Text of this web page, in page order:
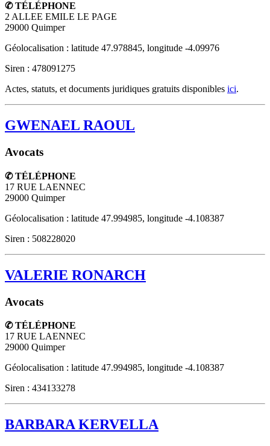
✆ TÉLÉPHONE
2 ALLEE EMILE LE PAGE
29000 Quimper
Géolocalisation : latitude 47.978845, longitude -4.09976
Siren : 478091275
Actes, statuts, et documents juridiques gratuits disponibles ici.
GWENAEL RAOUL
Avocats
✆ TÉLÉPHONE
17 RUE LAENNEC
29000 Quimper
Géolocalisation : latitude 47.994985, longitude -4.108387
Siren : 508228020
VALERIE RONARCH
Avocats
✆ TÉLÉPHONE
17 RUE LAENNEC
29000 Quimper
Géolocalisation : latitude 47.994985, longitude -4.108387
Siren : 434133278
BARBARA KERVELLA